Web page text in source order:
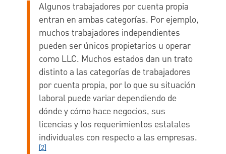
Algunos trabajadores por cuenta propia
entran en ambas categorías. Por ejemplo,
muchos trabajadores independientes
pueden ser únicos propietarios u operar
como LLC. Muchos estados dan un trato
distinto a las categorías de trabajadores
por cuenta propia, por lo que su situación
laboral puede variar dependiendo de
dónde y cómo hace negocios, sus
licencias y los requerimientos estatales
individuales con respecto a las empresas.
[2]